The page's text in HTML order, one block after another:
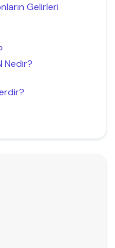
Gelirleri
Nedir?